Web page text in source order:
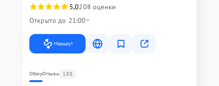
5,0208 оценки
Открыто до 21:00
Маршрут
ОбзорОтзывы 188